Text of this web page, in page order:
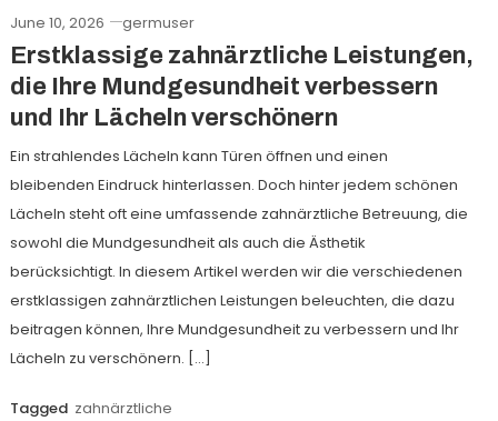
June 10, 2026 germuser
Erstklassige zahnärztliche Leistungen,
die Ihre Mundgesundheit verbessern
und Ihr Lächeln verschönern
Ein strahlendes Lächeln kann Türen öffnen und einen
bleibenden Eindruck hinterlassen. Doch hinter jedem schönen
Lächeln steht oft eine umfassende zahnärztliche Betreuung, die
sowohl die Mundgesundheit als auch die Ästhetik
berücksichtigt. In diesem Artikel werden wir die verschiedenen
erstklassigen zahnärztlichen Leistungen beleuchten, die dazu
beitragen können, Ihre Mundgesundheit zu verbessern und Ihr
Lächeln zu verschönern. […]
Tagged zahnärztliche